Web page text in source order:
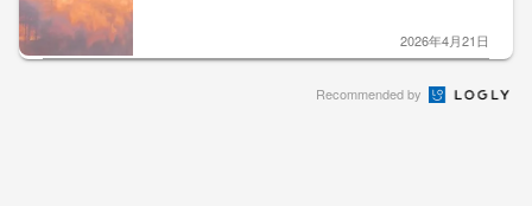
2026年4月21日
Recommended by